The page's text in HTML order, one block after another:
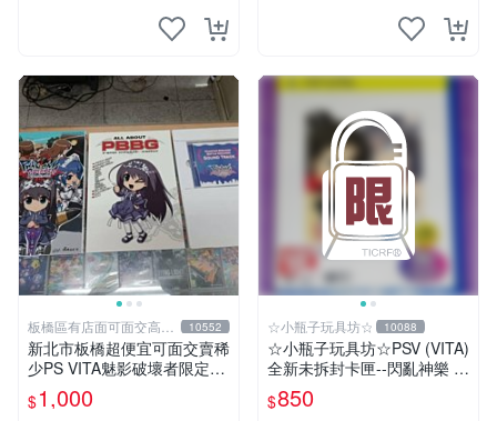
板橋區有店面可面交高價
回收電玩
10552
新北市板橋超便宜可面交賣稀
少PS VITA魅影破壞者限定版
含畫冊及音樂CD~~實體店面
可面交
$1,000
☆小瓶子玩具坊☆ 10088
☆小瓶子玩具坊☆PSV (VITA)
全新未拆封卡匣--閃亂神樂 忍
者對決 -少女們的証明- BEST
版
$850